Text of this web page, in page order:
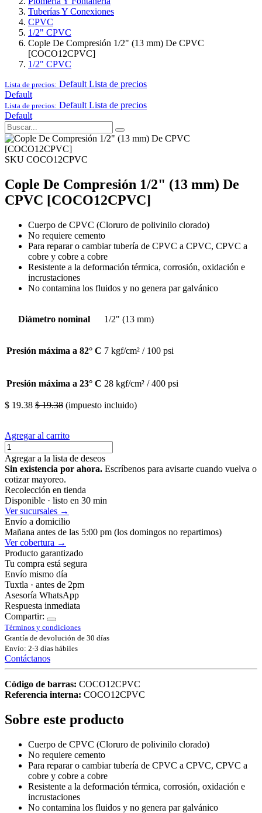
Tuberías Y Conexiones
CPVC
1/2" CPVC
Cople De Compresión 1/2" (13 mm) De CPVC
[COCO12CPVC]
1/2" CPVC
Lista de precios: Default Lista de precios
Default
Lista de precios: Default Lista de precios
Default
SKU COCO12CPVC
Cople De Compresión 1/2" (13 mm) De
CPVC [COCO12CPVC]
Cuerpo de CPVC (Cloruro de polivinilo clorado)
No requiere cemento
Para reparar o cambiar tubería de CPVC a CPVC, CPVC a
cobre y cobre a cobre
Resistente a la deformación térmica, corrosión, oxidación e
incrustaciones
No contamina los fluidos y no genera par galvánico
Diámetro nominal 1/2" (13 mm)
Presión máxima a 82° C 7 kgf/cm² / 100 psi
Presión máxima a 23° C 28 kgf/cm² / 400 psi
$ 19.38 $19.38 (impuesto incluido)
Agregar al carrito
Agregar a la lista de deseos
Sin existencia por ahora. Escríbenos para avisarte cuando vuelva o
cotizar mayoreo.
Recolección en tienda
Disponible · listo en 30 min
Ver sucursales →
Envío a domicilio
Mañana antes de las 5:00 pm (los domingos no repartimos)
Ver cobertura →
Producto garantizado
Tu compra está segura
Envío mismo día
Tuxtla · antes de 2pm
Asesoría WhatsApp
Respuesta inmediata
Compartir:
Términos y condiciones
Grantía de devolución de 30 días
Envío: 2-3 días hábiles
Contáctanos
Código de barras: COCO12CPVC
Referencia interna: COCO12CPVC
Sobre este producto
Cuerpo de CPVC (Cloruro de polivinilo clorado)
No requiere cemento
Para reparar o cambiar tubería de CPVC a CPVC, CPVC a
cobre y cobre a cobre
Resistente a la deformación térmica, corrosión, oxidación e
incrustaciones
No contamina los fluidos y no genera par galvánico